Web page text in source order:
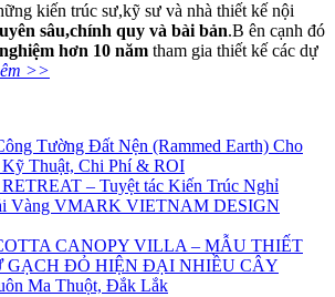
kiến trúc sư,kỹ sư và nhà thiết kế nội
ên sâu,chính quy và bài bản.B ên cạnh đó
ệm hơn 10 năm tham gia thiết kế các dự
>>
Tường Đất Nện (Rammed Earth) Cho
Thuật, Chi Phí & ROI
– Tuyệt tác Kiến Trúc Nghỉ
Vàng VMARK VIETNAM DESIGN
CANOPY VILLA – MẪU THIẾT
GẠCH ĐỎ HIỆN ĐẠI NHIỀU CÂY
Ma Thuột, Đắk Lắk